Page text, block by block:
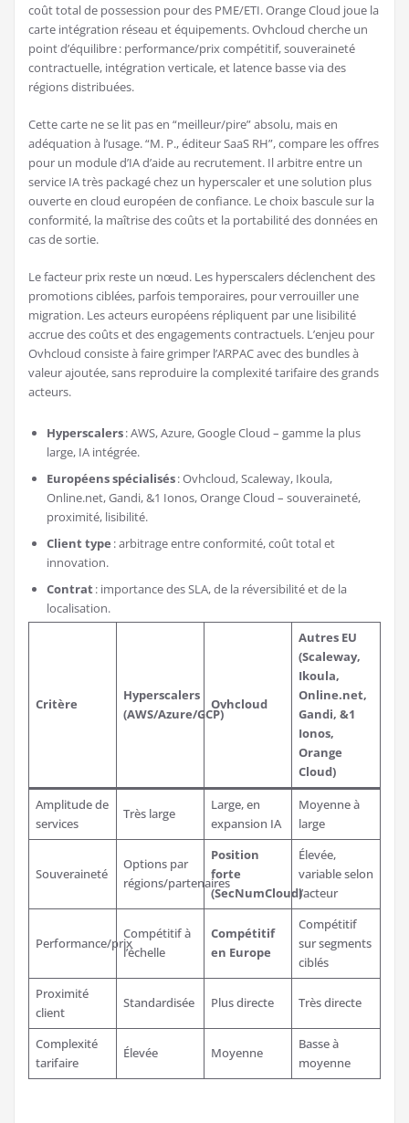
coût total de possession pour des PME/ETI. Orange Cloud joue la
carte intégration réseau et équipements. Ovhcloud cherche un
point d’équilibre : performance/prix compétitif, souveraineté
contractuelle, intégration verticale, et latence basse via des
régions distribuées.
Cette carte ne se lit pas en “meilleur/pire” absolu, mais en
adéquation à l’usage. “M. P., éditeur SaaS RH”, compare les offres
pour un module d’IA d’aide au recrutement. Il arbitre entre un
service IA très packagé chez un hyperscaler et une solution plus
ouverte en cloud européen de confiance. Le choix bascule sur la
conformité, la maîtrise des coûts et la portabilité des données en
cas de sortie.
Le facteur prix reste un nœud. Les hyperscalers déclenchent des
promotions ciblées, parfois temporaires, pour verrouiller une
migration. Les acteurs européens répliquent par une lisibilité
accrue des coûts et des engagements contractuels. L’enjeu pour
Ovhcloud consiste à faire grimper l’ARPAC avec des bundles à
valeur ajoutée, sans reproduire la complexité tarifaire des grands
acteurs.
Hyperscalers: AWS, Azure, Google Cloud – gamme la plus
large, IA intégrée.
Européens spécialisés: Ovhcloud, Scaleway, Ikoula,
Online.net, Gandi, &1 Ionos, Orange Cloud – souveraineté,
proximité, lisibilité.
Client type : arbitrage entre conformité, coût total et
innovation.
Contrat: importance des SLA, de la réversibilité et de la
localisation.
Critère
Hyperscalers
(AWS/Azure/GCP)
Ovhcloud
Autres EU
(Scaleway,
Ikoula,
Online.net,
Gandi, &1
Ionos,
Orange
Cloud)
Amplitude de
services
Très large
Large, en
expansion IA
Moyenne à
large
Souveraineté
Options par
régions/partenaires
Position
forte
(SecNumCloud)
Élevée,
variable selon
l’acteur
Performance/prix
Compétitif à
l’échelle
Compétitif
en Europe
Compétitif
sur segments
ciblés
Proximité
client
Standardisée Plus directe Très directe
Complexité
tarifaire
Élevée Moyenne
Basse à
moyenne